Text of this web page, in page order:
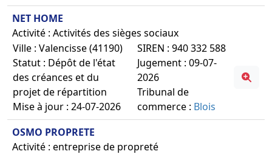
NET HOME
Activité : Activités des sièges sociaux
Ville : Valencisse (41190)
Statut : Dépôt de l'état
des créances et du
projet de répartition
Mise à jour : 24-07-2026
SIREN : 940 332 588
Jugement : 09-07-
2026
Tribunal de
commerce : Blois
OSMO PROPRETE
Activité : entreprise de propreté